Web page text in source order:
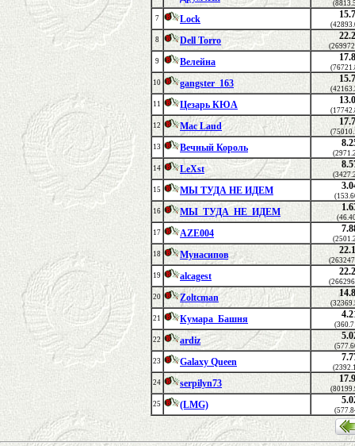
7
Lock
8
Dell Torro
9
Велейна
10
gangster_163
11
Цезарь КЮА
12
Mac Laud
13
Вечный Король
14
LeXst
15
МЫ ТУДА НЕ ИДЕМ
16
МЫ_ТУДА_НЕ_ИДЕМ
17
AZE004
18
Мунасипов
19
alcagest
20
Zoltcman
21
Кумара_Башня
22
ardiz
23
Galaxy Queen
24
serpilyn73
25
(LMG)